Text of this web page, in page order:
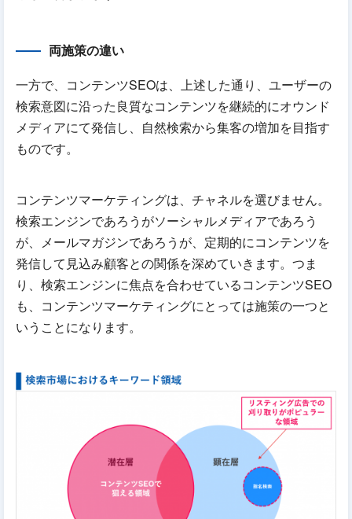
両施策の違い
一方で、コンテンツSEOは、上述した通り、ユーザーの
検索意図に沿った良質なコンテンツを継続的にオウンド
メディアにて発信し、自然検索から集客の増加を目指す
ものです。
コンテンツマーケティングは、チャネルを選びません。
検索エンジンであろうがソーシャルメディアであろう
が、メールマガジンであろうが、定期的にコンテンツを
発信して見込み顧客との関係を深めていきます。つま
り、検索エンジンに焦点を合わせているコンテンツSEO
も、コンテンツマーケティングにとっては施策の一つと
いうことになります。